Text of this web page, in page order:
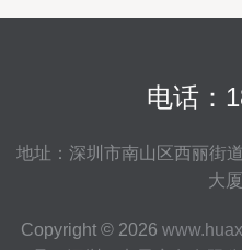
电话：
地址：深圳市南山区西丽街
大
Copyright © 2026